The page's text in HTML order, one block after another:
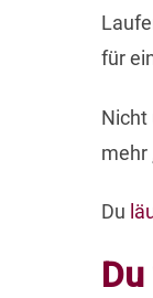
für
Nicht
mehr
Du